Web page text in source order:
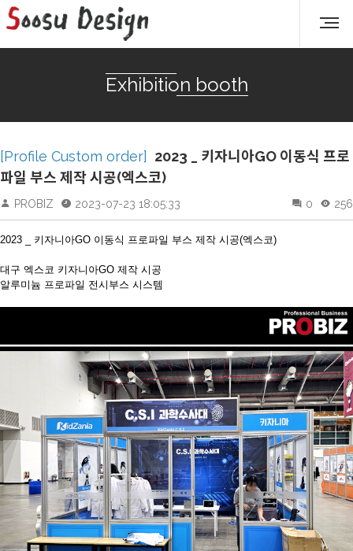
Exhibition booth
[Profile Custom order]
2023 _ 키자니아GO 이동식 프로
파일 부스 제작 시공(엑스코)
PROBIZ 2023-07-23 18:05:33 0 256
2023 _ 키자니아GO 이동식 프로파일 부스 제작 시공(엑스코)
대구 엑스코 키자니아GO 제작 시공
알루미늄 프로파일 전시부스 시스템